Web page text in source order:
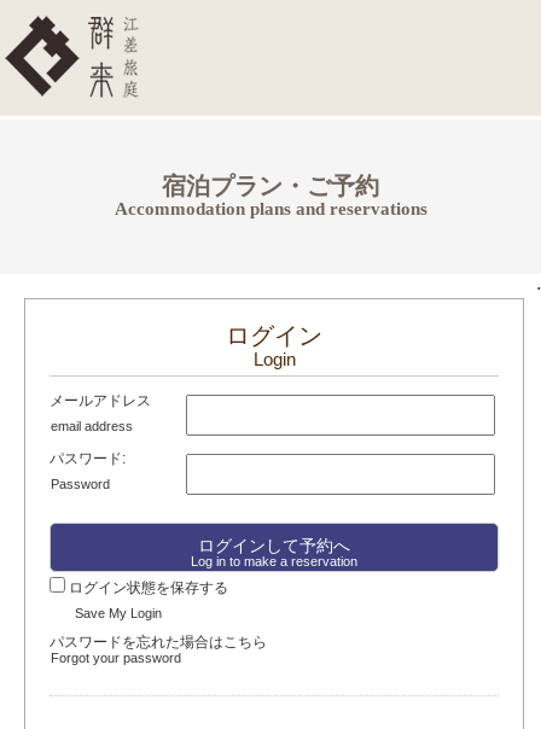
宿泊プラン・ご予約
Accommodation plans and reservations
ログイン
Login
メールアドレス
email address
パスワード:
Password
Log in to make a reservation
ログイン状態を保存する
Save My Login
パスワードを忘れた場合はこちら
Forgot your password
.